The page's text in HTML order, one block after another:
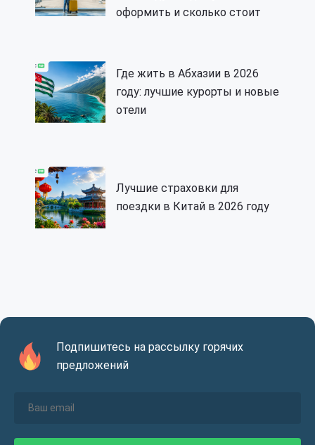
оформить и сколько стоит
Где жить в Абхазии в 2026
году: лучшие курорты и новые
отели
Лучшие страховки для
поездки в Китай в 2026 году
Подпишитесь на рассылку горячих
предложений